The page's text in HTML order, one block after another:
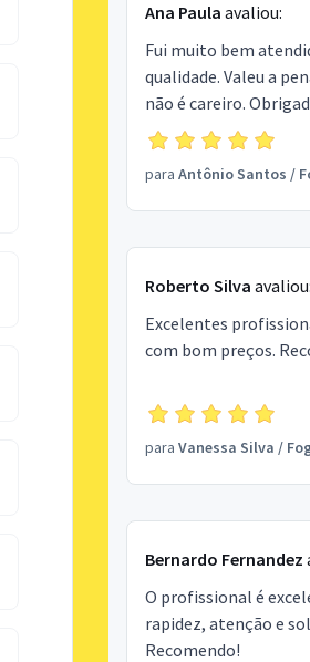
Ana Paula avaliou:
Fui muito bem
qualidade. Valeu a
não é careiro.
para Antônio Santos /
Roberto Silva avaliou:
Excelentes
com bom preços.
para Vanessa Silva /
Bernardo Fernandez
O profissional é
rapidez, atenção e
Recomendo!